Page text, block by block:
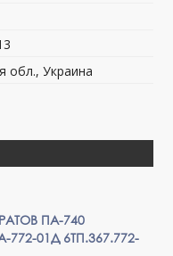
обл., Украина
ПА-740
772-01Д 6ТП.367.772-